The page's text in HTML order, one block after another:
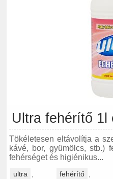
Ultra fehérítő 1l
Tökéletesen eltávolítja a
kávé, bor, gyümölcs, stb.)
fehérséget és higiénikus...
ultra fehérítő